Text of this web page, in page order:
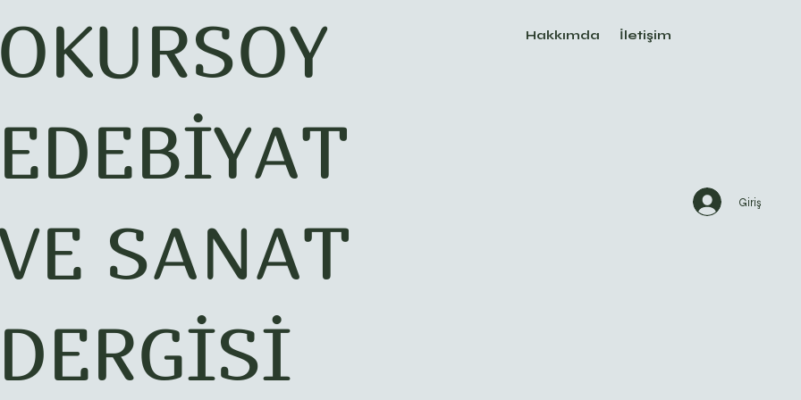
OKURSOY
EDEBİYAT
SANAT
DERGİSİ
Hakkımda İletişim
Giriş